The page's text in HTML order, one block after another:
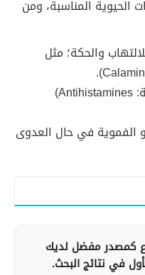
الحيوية المناسبة، ومن
والحكة؛ مثل
(بالأنجليزية: Antihistamines)
الفموية في حال العدوى
كمصدر مفضل لديك
في نتائج البحث.